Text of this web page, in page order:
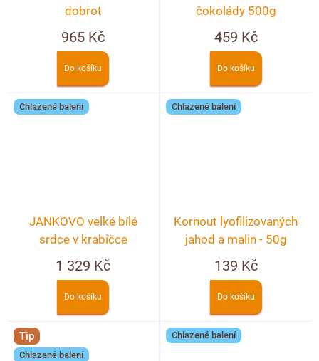
dobrot
965 Kč
Do košíku
čokolády 500g
459 Kč
Do košíku
Chlazené balení
JANKOVO velké bílé
srdce v krabičce
1 329 Kč
Do košíku
Chlazené balení
Kornout lyofilizovaných
jahod a malin - 50g
139 Kč
Do košíku
Tip
Chlazené balení
Chlazené balení